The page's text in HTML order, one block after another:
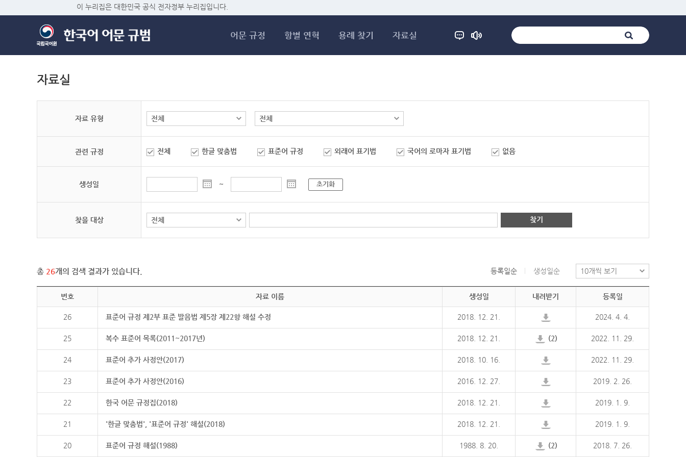
이 누리집은 대한민국 공식 전자정부 누리집입니다.
어문 규정 항별 연혁 용례 찾기 자료실
자료실
자료 유형
관련 규정 전체 한글 맞춤법 표준어 규정 외래어 표기법 국어의 로마자 표기법 없음
생성일 ~ 초기화
찾을 대상 찾기
총 26개의 검색 결과가 있습니다. 등록일순 생성일순
번호 자료 이름 생성일 내려받기 등록일
26 표준어 규정 제2부 표준 발음법 제5장 제22항 해설 수정 2018. 12. 21. 2024. 4. 4.
25 복수 표준어 목록(2011~2017년) 2018. 12. 21. (2) 2022. 11. 29.
24 표준어 추가 사정안(2017) 2018. 10. 16. 2022. 11. 29.
23 표준어 추가 사정안(2016) 2016. 12. 27. 2019. 2. 26.
22 한국 어문 규정집(2018) 2018. 12. 21. 2019. 1. 9.
21 '한글 맞춤법', '표준어 규정' 해설(2018) 2018. 12. 21. 2019. 1. 9.
20 표준어 규정 해설(1988) 1988. 8. 20. (2) 2018. 7. 26.